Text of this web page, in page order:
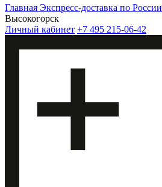
Главная Экспресс-доставка по России
Высокогорск
Личный кабинет +7 495 215-06-42